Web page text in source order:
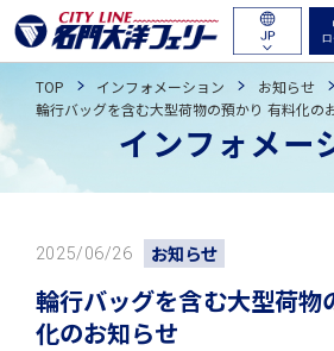
簡体中文
繁体中文
한국어
航路・ダイヤ
運賃・料金
船舶紹介
のりば・乗船のながれ
予約について
TOP インフォメーション
お知らせ
輪行バッグを含む大型荷物の預かり 有料化の
インフォメー
2025/06/26 お知らせ
輪行バッグを含む大型荷物
化のお知らせ